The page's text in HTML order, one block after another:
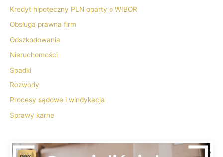
Kredyt hipoteczny PLN oparty o WIBOR
Obsługa prawna firm
Odszkodowania
Nieruchomości
Spadki
Rozwody
Procesy sądowe i windykacja
Sprawy karne